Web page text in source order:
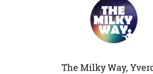
The Milky Way,